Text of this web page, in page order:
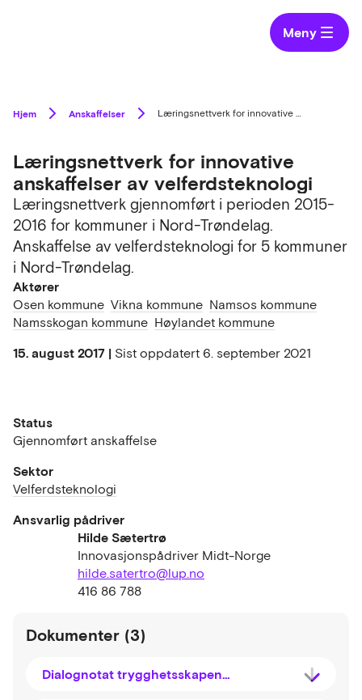
Meny
Hjem Anskaffelser Læringsnettverk for innovative anskaffelser av velferdsteknologi
Læringsnettverk for innovative
anskaffelser av velferdsteknologi
Læringsnettverk gjennomført i perioden 2015-
2016 for kommuner i Nord-Trøndelag.
Anskaffelse av velferdsteknologi for 5 kommuner
i Nord-Trøndelag.
Aktører
Osen kommune Vikna kommune Namsos kommune
Namsskogan kommune Høylandet kommune
15. august 2017 | Sist oppdatert 6. september 2021
Status
Gjennomført anskaffelse
Sektor
Velferdsteknologi
Ansvarlig pådriver
Hilde Sætertrø
Innovasjonspådriver Midt-Norge
hilde.satertro@lup.no
416 86 788
Dokumenter (3)
Dialognotat trygghetsskapende teknologi og responstjenester Osen, Vikna, Namsos, Høylandet og Namsos kommuner